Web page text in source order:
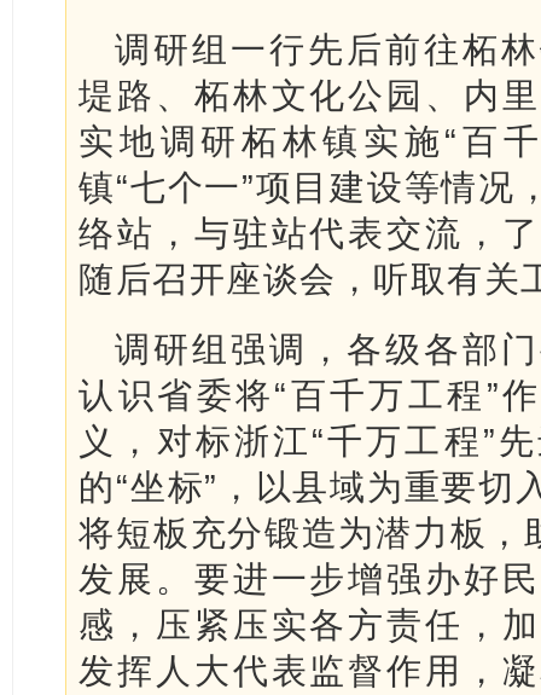
调研组一行先后前往柘
堤路、柘林文化公园、内
实地调研柘林镇实施“百
镇“七个一”项目建设等情况
络站，与驻站代表交流，
随后召开座谈会，听取有关
调研组强调，各级各部
认识省委将“百千万工程”
义，对标浙江“千万工程”
的“坐标”，以县域为重要切
将短板充分锻造为潜力板，
发展。要进一步增强办好
感，压紧压实各方责任，
发挥人大代表监督作用，